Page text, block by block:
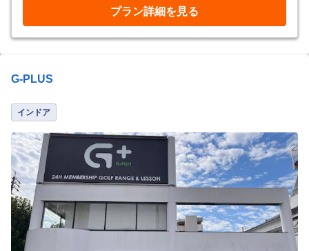
プラン詳細を見る
G-PLUS
インドア